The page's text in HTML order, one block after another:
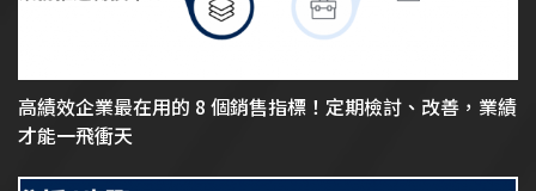
高績效企業最在用的 8 個銷售指標！定期檢討、改善，業績
才能一飛衝天